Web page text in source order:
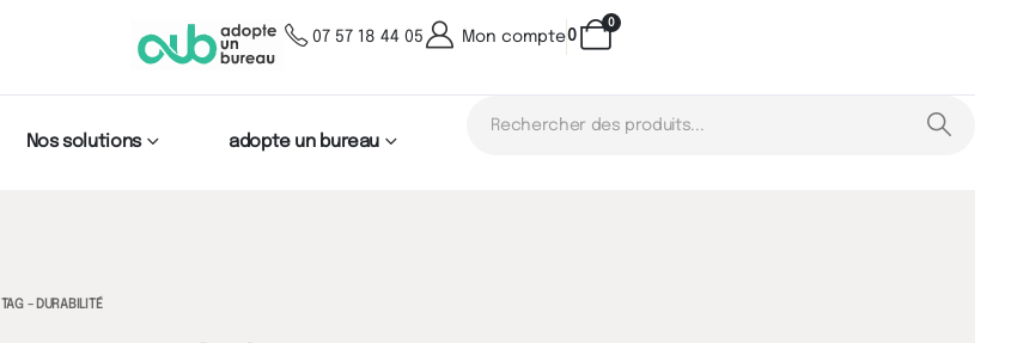
07 57 18 44 05 Mon compte
0
0
Nos solutions adopte un bureau
TAG - DURABILITÉ